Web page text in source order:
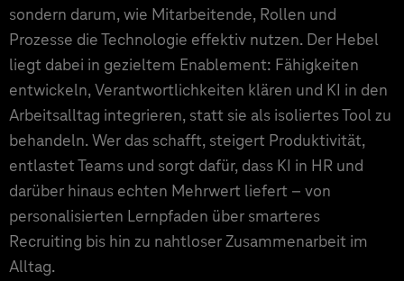
sondern darum, wie Mitarbeitende, Rollen und
Prozesse die Technologie effektiv nutzen. Der Hebel
liegt dabei in gezieltem Enablement: Fähigkeiten
entwickeln, Verantwortlichkeiten klären und KI in den
Arbeitsalltag integrieren, statt sie als isoliertes Tool zu
behandeln. Wer das schafft, steigert Produktivität,
entlastet Teams und sorgt dafür, dass KI in HR und
darüber hinaus echten Mehrwert liefert – von
personalisierten Lernpfaden über smarteres
Recruiting bis hin zu nahtloser Zusammenarbeit im
Alltag.